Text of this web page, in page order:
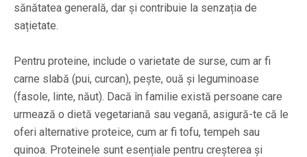
sănătatea generală, dar și contribuie la senzația de
sațietate.
Pentru proteine, include o varietate de surse, cum ar fi
carne slabă (pui, curcan), pește, ouă și leguminoase
(fasole, linte, năut). Dacă în familie există persoane care
urmează o dietă vegetariană sau vegană, asigură-te că le
oferi alternative proteice, cum ar fi tofu, tempeh sau
quinoa. Proteinele sunt esențiale pentru creșterea și